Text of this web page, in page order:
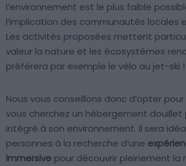
l’environnement est le plus faible
l’implication des communautés locales
Les activités proposées mettent
valeur la nature et les écosystèmes
préférera par exemple le vélo au jet-ski !
Nous vous conseillons donc d’opter pour
vous cherchez un hébergement douillet
intégré à son environnement. Il sera
personnes à la recherche d’une
immersive pour découvrir pleinement la